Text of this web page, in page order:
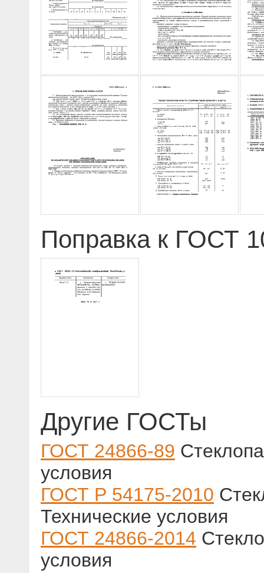
Поправка к ГОСТ
Другие ГОСТы
ГОСТ 24866-89
условия
ГОСТ Р 54175-2010
Технические условия
ГОСТ 24866-2014
условия